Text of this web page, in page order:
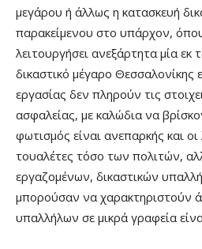
μεγάρου ή άλλως η κατασκευή
παρακείμενου στο υπάρχον,
λειτουργήσει ανεξάρτητα μία
δικαστικό μέγαρο Θεσσαλονίκης
εργασίας δεν πληρούν τις
ασφαλείας, με καλώδια να
φωτισμός είναι ανεπαρκής και
τουαλέτες τόσο των πολιτών,
εργαζομένων, δικαστικών
μπορούσαν να χαρακτηριστούν
υπαλλήλων σε μικρά γραφεία